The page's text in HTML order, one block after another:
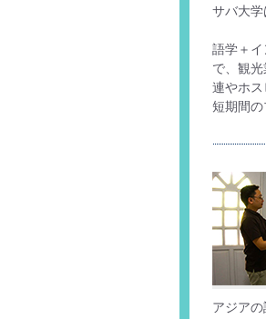
サバ大学
語学＋
で、観
連やホ
短期間
アジア